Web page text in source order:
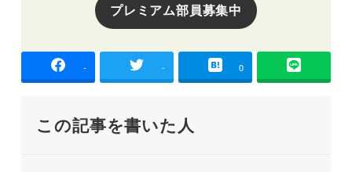
プレミアム部員募集中
- - 0
この記事を書いた人